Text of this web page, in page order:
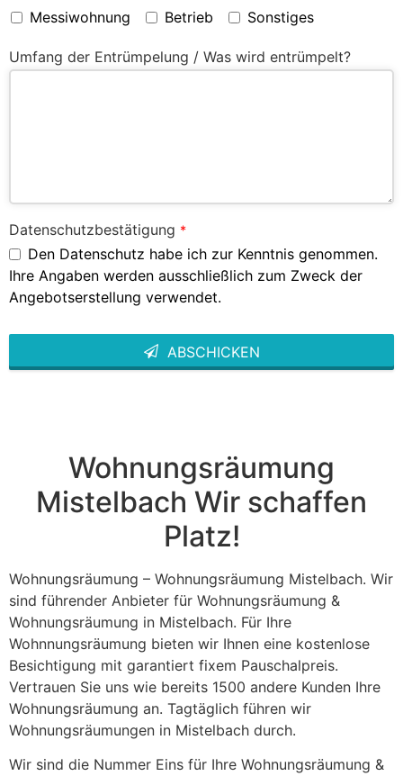
Messiwohnung
Betrieb Sonstiges
Umfang der Entrümpelung / Was wird entrümpelt?
Datenschutzbestätigung *
Den Datenschutz habe ich zur Kenntnis genommen.
Ihre Angaben werden ausschließlich zum Zweck der
Angebotserstellung verwendet.
ABSCHICKEN
Wohnungsräumung
Mistelbach Wir schaffen
Platz!
Wohnungsräumung – Wohnungsräumung Mistelbach. Wir
sind führender Anbieter für Wohnungsräumung &
Wohnungsräumung in Mistelbach. Für Ihre
Wohnnungsräumung bieten wir Ihnen eine kostenlose
Besichtigung mit garantiert fixem Pauschalpreis.
Vertrauen Sie uns wie bereits 1500 andere Kunden Ihre
Wohnungsräumung an. Tagtäglich führen wir
Wohnungsräumungen in Mistelbach durch.
Wir sind die Nummer Eins für Ihre Wohnungsräumung &